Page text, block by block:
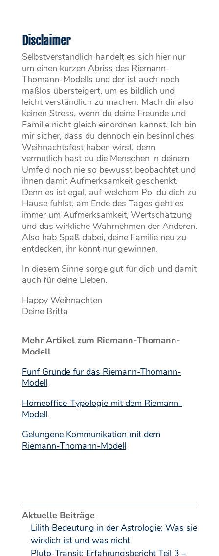
Disclaimer
Selbstverständlich handelt es sich hier nur
um einen kurzen Abriss des Riemann-
Thomann-Modells und der ist auch noch
maßlos übersteigert, um es bildlich und
leicht verständlich zu machen. Mach dir also
keinen Stress, wenn du deine Freunde und
Familie nicht gleich einordnen kannst. Ich bin
mir sicher, dass du dennoch ein besinnliches
Weihnachtsfest haben wirst, denn
vermutlich hast du die Menschen in deinem
Umfeld noch nie so bewusst beobachtet und
ihnen damit Aufmerksamkeit geschenkt.
Denn es ist egal, auf welchem Pol du dich zu
Hause fühlst, am Ende des Tages geht es
immer um Aufmerksamkeit, Wertschätzung
und das wirkliche Wahrnehmen der Anderen.
Also hab Spaß dabei, deine Familie neu zu
entdecken, ihr könnt nur gewinnen.
In diesem Sinne sorge gut für dich und damit
auch für deine Lieben.
Happy Weihnachten
Deine Britta
Mehr Artikel zum Riemann-Thomann-
Modell
Fünf Gründe für das Riemann-Thomann-
Modell
Homeoffice-Typologie mit dem Riemann-
Modell
Gelungene Kommunikation mit dem
Riemann-Thomann-Modell
Aktuelle Beiträge
Lilith Bedeutung in der Astrologie: Was sie
wirklich ist und was nicht
Pluto-Transit: Erfahrungsbericht Teil 3 –